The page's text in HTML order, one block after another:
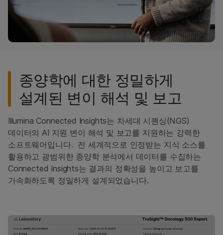
문의 사항
종양학에 대한 정밀하게
설계된 변이 해석 및 보고
Illumina Connected Insights는 차세대 시퀀싱(NGS)
데이터의 AI 지원 변이 해석 및 보고를 지원하는 강력한
소프트웨어입니다. 전 세계적으로 인정받는 지식 소스를
활용하고 광범위한 종양학 분석에서 데이터를 수집하는
Connected Insights는 결과의 정확성을 높이고 보고를
가속화하도록 정밀하게 설계되었습니다.